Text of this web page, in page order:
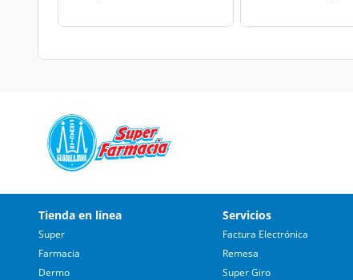
Tienda en línea
Super
Farmacia
Dermo
Servicios
Factura Electrónica
Remesa
Super Giro